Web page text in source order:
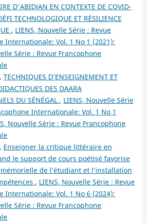
D'ABIDJAN EN CONTEXTE DE COVID-
TECHNOLOGIQUE ET RÉSILIENCE
, LIENS, Nouvelle Série : Revue
Internationale: Vol. 1 No 1 (2021):
Série : Revue Francophone
TECHNIQUES D’ENSEIGNEMENT ET
DES DAARA
DU SÉNÉGAL , LIENS, Nouvelle Série
Internationale: Vol. 1 No 1
Nouvelle Série : Revue Francophone
Enseigner la critique littéraire en
le support de cours poétisé favorise
de l’étudiant et l’installation
, LIENS, Nouvelle Série : Revue
Internationale: Vol. 1 No 6 (2024):
Série : Revue Francophone